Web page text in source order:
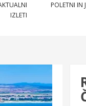
IZLETI
POLETNI IN